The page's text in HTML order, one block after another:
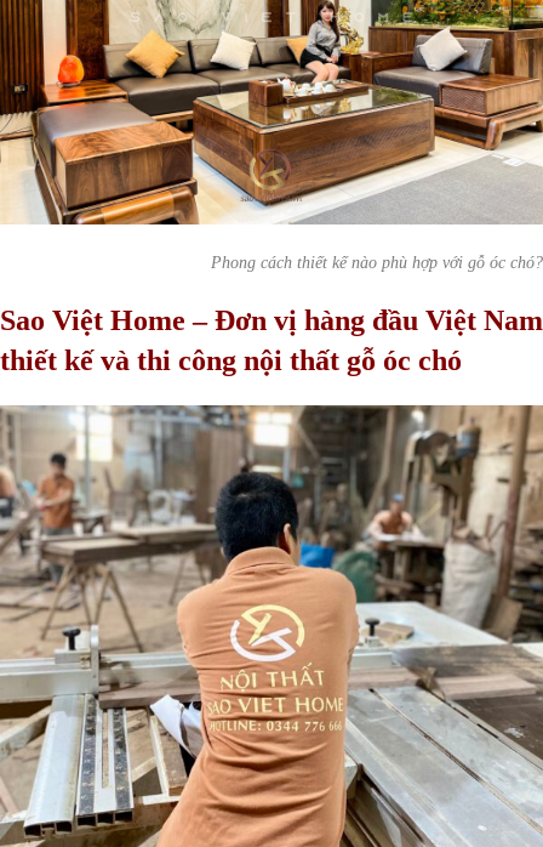
Phong cách thiết kế nào phù hợp với gỗ óc chó?
Sao Việt Home – Đơn vị hàng đầu Việt Nam
thiết kế và thi công nội thất gỗ óc chó